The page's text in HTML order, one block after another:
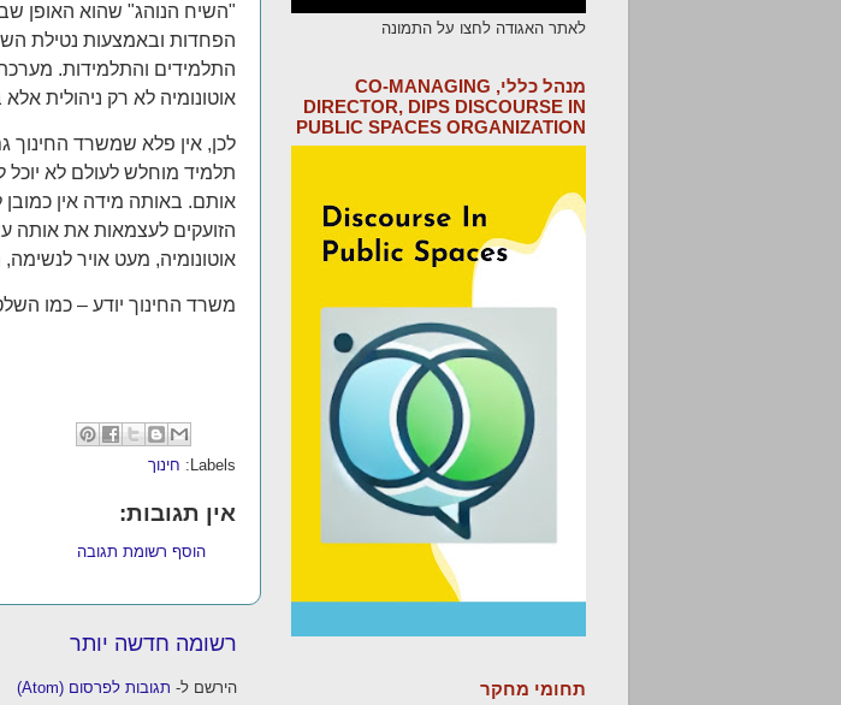
"השיח הנוהג" שהוא האופן
הפחדות ובאמצעות נטילת
התלמידים והתלמידות.
אוטונומיה לא רק ניהולית אלא
לכן, אין פלא שמשרד החינוך
תלמיד מוחלש לעולם לא יוכל
אותם. באותה מידה אין כמובן
הזועקים לעצמאות את אותה
אוטונומיה, מעט אויר
משרד החינוך יודע – כמו
Labels: חינוך
אין תגובות:
הוסף רשומת תגובה
רשומה חדשה יותר
הירשם ל- תגובות לפרסום (Atom)
לאתר האגודה לחצו על התמונה
מנהל כללי, CO-MANAGING
DIRECTOR, DIPS DISCOURSE IN
PUBLIC SPACES ORGANIZATION
תחומי מחקר